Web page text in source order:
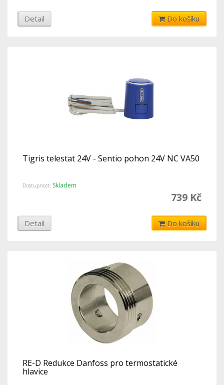
Detail Do košíku
Tigris telestat 24V - Sentio pohon 24V NC VA50
Dostupnost: Skladem
739 Kč
Detail Do košíku
RE-D Redukce Danfoss pro termostatické
hlavice